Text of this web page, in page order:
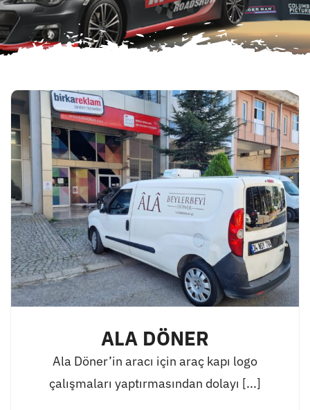
ALA DÖNER
Ala Döner’in aracı için araç kapı logo
çalışmaları yaptırmasından dolayı [...]